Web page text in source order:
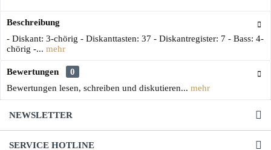
Beschreibung
- Diskant: 3-chörig - Diskanttasten: 37 - Diskantregister: 7 - Bass: 4-
chörig -... mehr
Bewertungen
0
Bewertungen lesen, schreiben und diskutieren... mehr
NEWSLETTER
SERVICE HOTLINE